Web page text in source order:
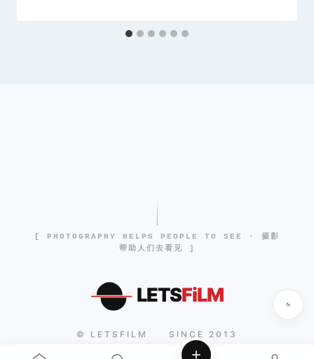
[ PHOTOGRAPHY HELPS PEOPLE TO SEE · 摄影
帮助人们去看见 ]
LETSFiLM
© LETSFILM SINCE 2013